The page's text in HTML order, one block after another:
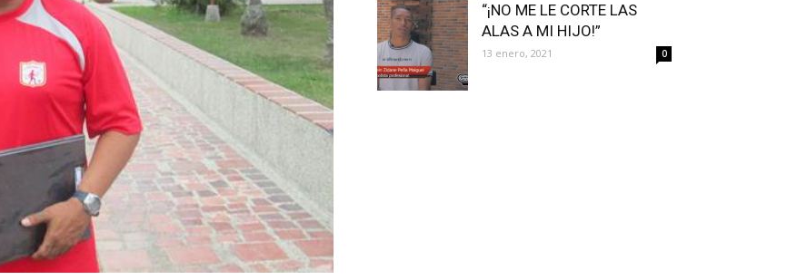
“¡NO ME LE CORTE LAS
ALAS A MI HIJO!”
13 enero, 2021 0